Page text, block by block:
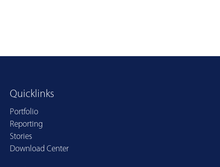
Quicklinks
Portfolio
Reporting
Stories
Download Center